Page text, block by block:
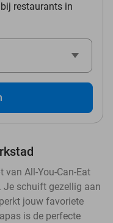
restaurants in
van All-You-Can-Eat
Je schuift gezellig aan
jouw favoriete
is de perfecte